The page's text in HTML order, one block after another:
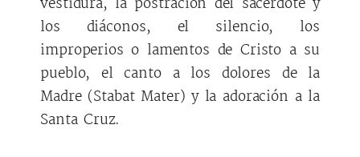
los diáconos, el silencio, los
improperios o lamentos de Cristo a su
pueblo, el canto a los dolores de la
Madre (Stabat Mater) y la adoración a la
Santa Cruz.